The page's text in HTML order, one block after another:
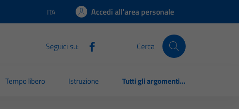
Lingua attiva:
ITA Accedi all'area personale
Seguici su: Cerca
Tempo libero Istruzione Tutti gli argomenti...